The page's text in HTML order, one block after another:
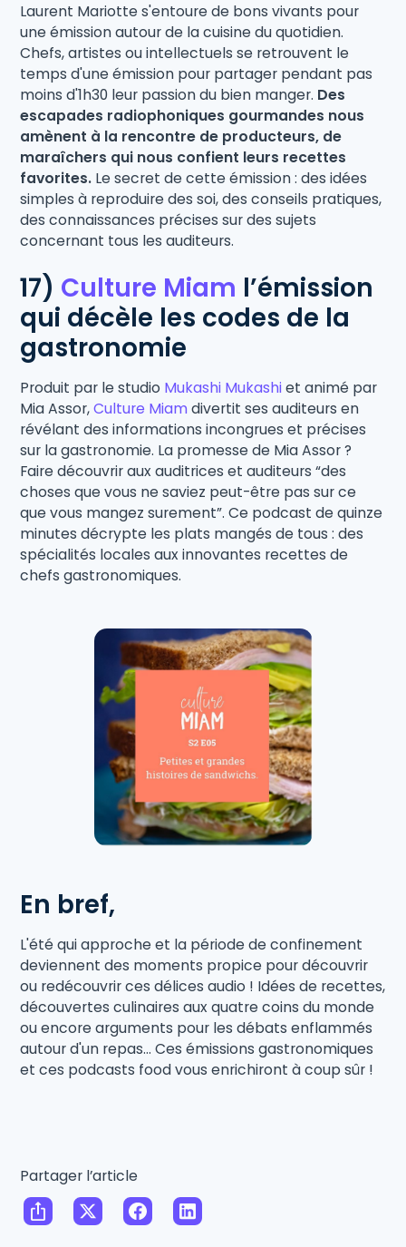
Laurent Mariotte s'entoure de bons vivants pour
une émission autour de la cuisine du quotidien.
Chefs, artistes ou intellectuels se retrouvent le
temps d'une émission pour partager pendant pas
moins d'1h30 leur passion du bien manger. Des
escapades radiophoniques gourmandes nous
amènent à la rencontre de producteurs, de
maraîchers qui nous confient leurs recettes
favorites. Le secret de cette émission : des idées
simples à reproduire des soi, des conseils pratiques,
des connaissances précises sur des sujets
concernant tous les auditeurs.
17) Culture Miam l’émission
qui décèle les codes de la
gastronomie
Produit par le studio Mukashi Mukashiet animé par
Mia Assor,Culture Miamdivertit ses auditeurs en
révélant des informations incongrues et précises
sur la gastronomie. La promesse de Mia Assor ?
Faire découvrir aux auditrices et auditeurs “des
choses que vous ne saviez peut-être pas sur ce
que vous mangez surement”. Ce podcast de quinze
minutes décrypte les plats mangés de tous : des
spécialités locales aux innovantes recettes de
chefs gastronomiques.
En bref,
L'été qui approche et la période de confinement
deviennent des moments propice pour découvrir
ou redécouvrir ces délices audio ! Idées de recettes,
découvertes culinaires aux quatre coins du monde
ou encore arguments pour les débats enflammés
autour d'un repas... Ces émissions gastronomiques
et ces podcasts food vous enrichiront à coup sûr !
Partager l’article